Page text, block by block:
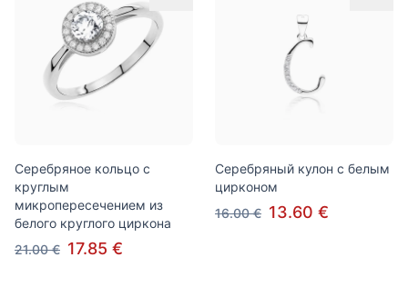
Серебряное кольцо с
круглым
микропересечением из
белого круглого циркона
21.00 € 17.85 €
Серебряный кулон с белым
цирконом
16.00 € 13.60 €